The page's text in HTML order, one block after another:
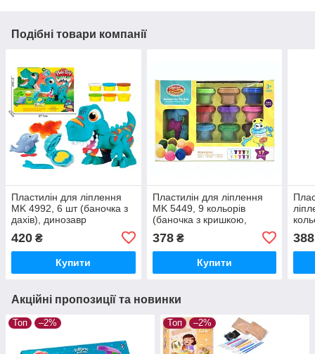
Подібні товари компанії
Пластилін для ліплення
MK 4992, 6 шт (баночка з
дахів), динозавр
420 ₴
Купити
Пластилін для ліплення
MK 5449, 9 кольорів
(баночка з кришкою,
формочки, 17 предметів
378₴
Купити
388
Акційні пропозиції та новинки
Топ –2% Топ –2%